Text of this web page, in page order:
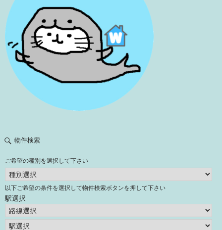
物件検索
ご希望の種別を選択して下さい
以下ご希望の条件を選択して物件検索ボタンを押して下さい
駅選択